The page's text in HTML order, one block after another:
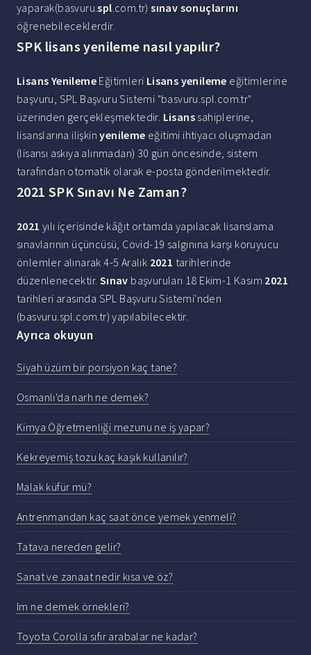
yaparak(basvuru.spl.com.tr)sınav sonuçlarını
öğrenebileceklerdir.
SPK lisans yenileme nasıl yapılır?
Lisans Yenileme Eğitimleri Lisans yenileme eğitimlerine
başvuru, SPL Başvuru Sistemi "basvuru.spl.com.tr"
üzerinden gerçekleşmektedir. Lisans sahiplerine,
lisanslarına ilişkinyenileme eğitimi ihtiyacı oluşmadan
(lisansı askıya alınmadan) 30 gün öncesinde, sistem
tarafından otomatik olarak e-posta gönderilmektedir.
2021 SPK Sınavı Ne Zaman?
2021 yılı içerisinde kâğıt ortamda yapılacak lisanslama
sınavlarının üçüncüsü, Covid-19 salgınına karşı koruyucu
önlemler alınarak 4-5 Aralık 2021 tarihlerinde
düzenlenecektir. Sınav başvuruları 18 Ekim-1 Kasım 2021
tarihleri arasında SPL Başvuru Sistemi'nden
(basvuru.spl.com.tr) yapılabilecektir.
Ayrıca okuyun
Siyah üzüm bir porsiyon kaç tane?
Osmanlı'da narh ne demek?
Kimya Öğretmenliği mezunu ne iş yapar?
Kekreyemiş tozu kaç kaşık kullanılır?
Malak küfür mü?
Antrenmandan kaç saat önce yemek yenmeli?
Tatava nereden gelir?
Sanat ve zanaat nedir kısa ve öz?
Im ne demek örnekleri?
Toyota Corolla sıfır arabalar ne kadar?